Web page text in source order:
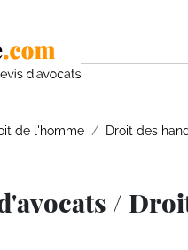
de l'homme Droit des
/